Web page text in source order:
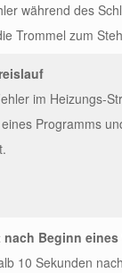
während des
Trommel zum
im Heizungs-
Programms
nach Beginn
10 Sekunden